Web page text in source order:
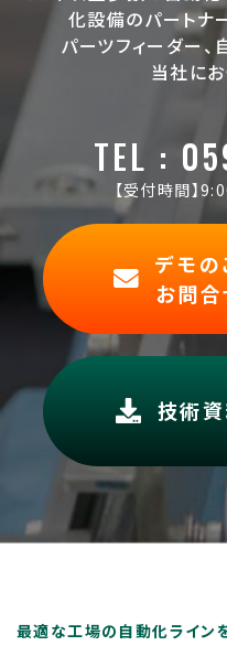
化設備のパートナ
パーツフィーダー
当社にお
TEL :
【受付時間】
デモの
お問合
技術
最適な工場の自動化ライン